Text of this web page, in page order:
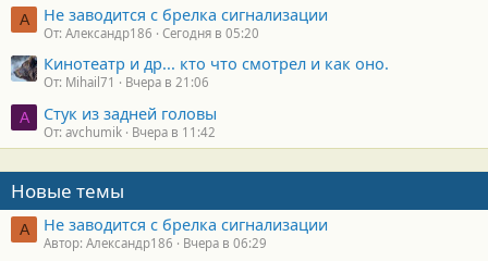
А Не заводится с брелка сигнализации
От: Александр186 Сегодня в 05:20
Кинотеатр и др... кто что смотрел и как оно.
От: Mihail71 Вчера в 21:06
A Стук из задней головы
От: avchumik Вчера в 11:42
Новые темы
А Не заводится с брелка сигнализации
Автор: Александр186 Вчера в 06:29